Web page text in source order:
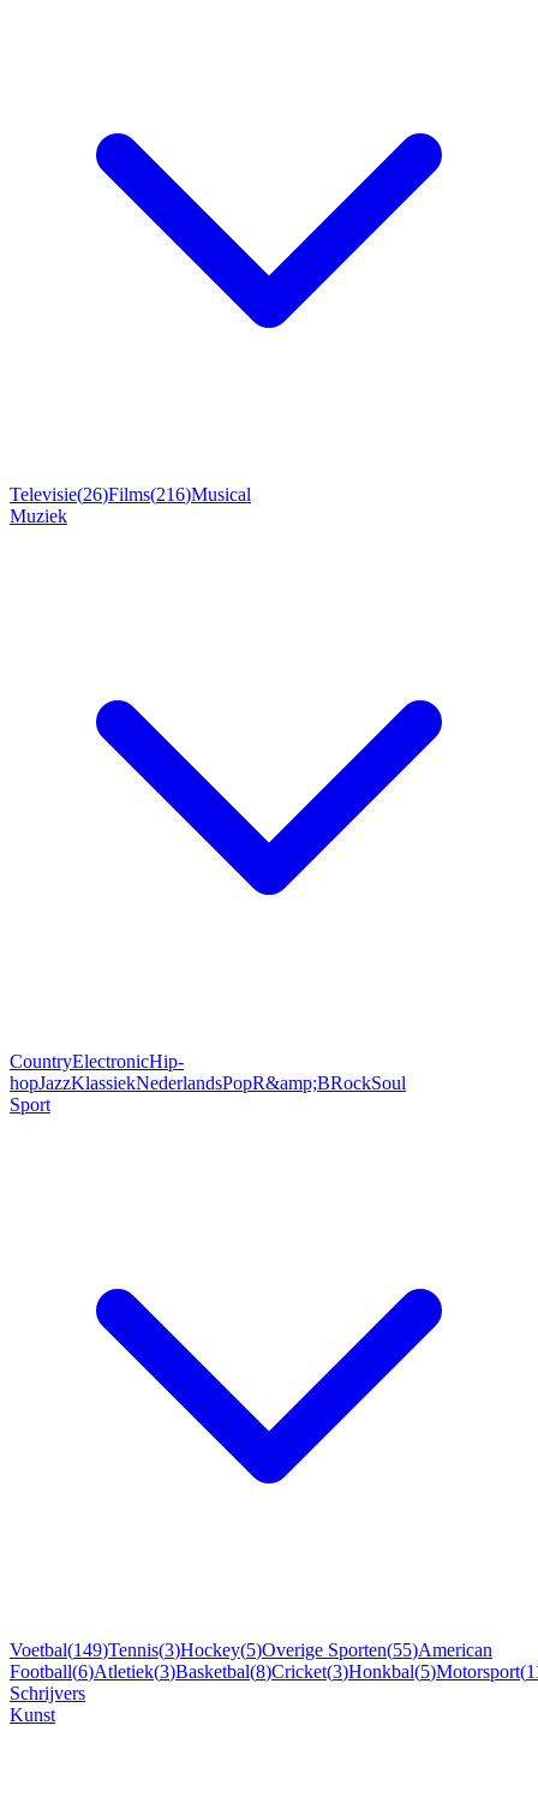
Televisie(26)Films(216)Musical
Muziek
CountryElectronicHip-
hopJazzKlassiekNederlandsPopR&amp;BRockSoul
Sport
Voetbal(149)Tennis(3)Hockey(5)Overige Sporten(55)American
Football(6)Atletiek(3)Basketbal(8)Cricket(3)Honkbal(5)Motorsport(
Schrijvers
Kunst